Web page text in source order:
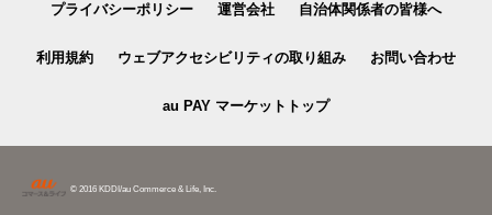
プライバシーポリシー 運営会社 自治体関係者の皆様へ
利用規約 ウェブアクセシビリティの取り組み お問い合わせ
au PAY マーケットトップ
© 2016 KDDI/au Commerce & Life, Inc.